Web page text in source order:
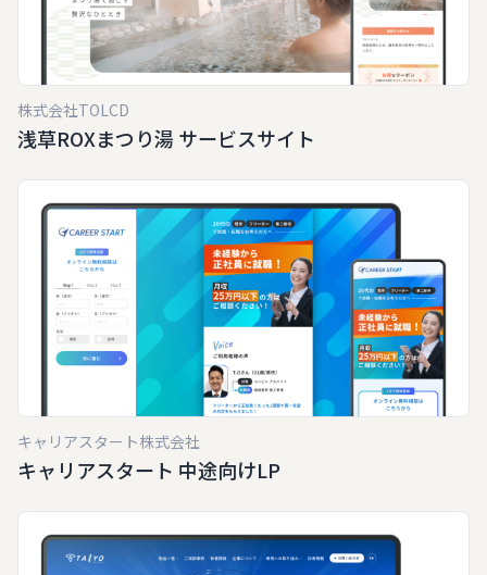
浅草ROXまつり湯 サービスサイト
株式会社TOLCD
キャリアスタート 中途向けLP
キャリアスタート株式会社